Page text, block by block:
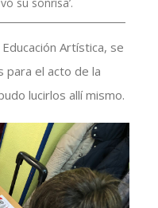
Artística, se
para el acto de la
lucirlos allí mismo.